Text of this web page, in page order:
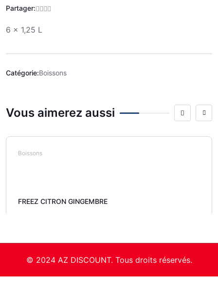
Partager:
6 x 1,25 L
Catégorie:Boissons
Vous aimerez aussi
Boissons
FREEZ CITRON GINGEMBRE
© 2024 AZ DISCOUNT. Tous droits réservés.